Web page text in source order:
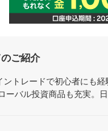
ご紹介
トレードで初心者にも
ーバル投資商品も充実。